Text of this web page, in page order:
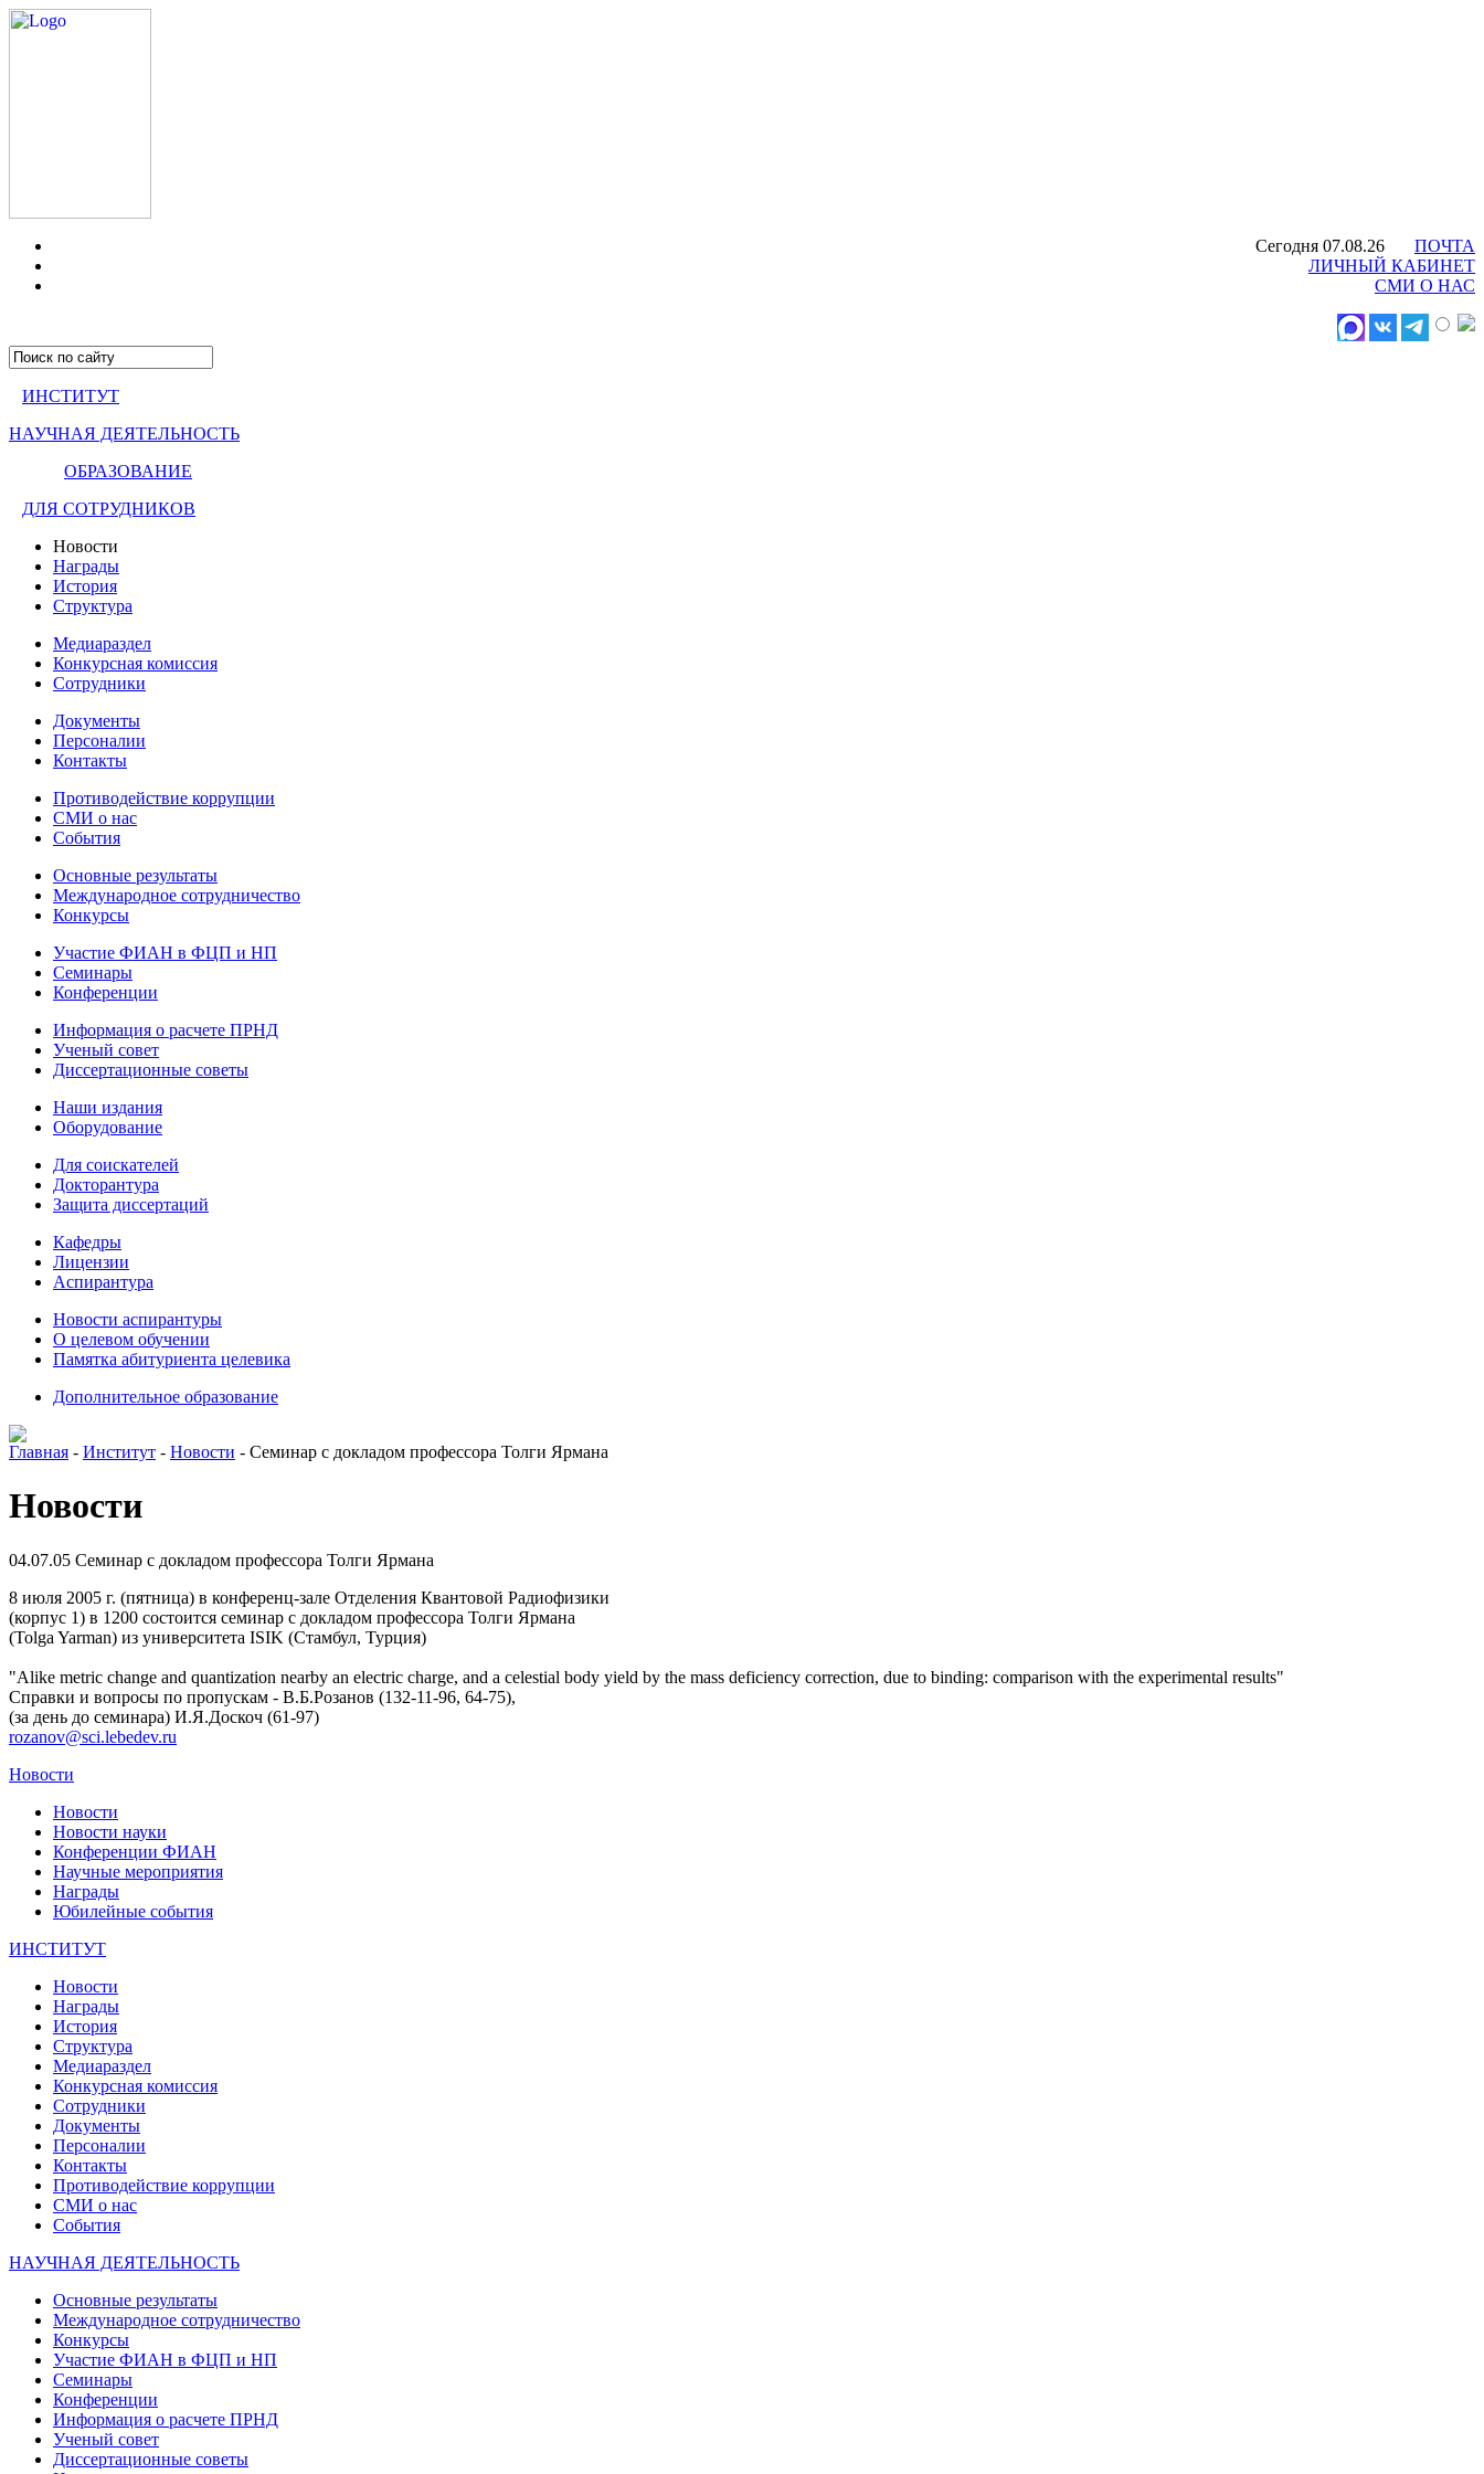
Сегодня 07.08.26
ПОЧТА
ЛИЧНЫЙ КАБИНЕТ
СМИ О НАС
ИНСТИТУТ
НАУЧНАЯ ДЕЯТЕЛЬНОСТЬ
ОБРАЗОВАНИЕ
ДЛЯ СОТРУДНИКОВ
Новости
Награды
История
Структура
Медиараздел
Конкурсная комиссия
Сотрудники
Документы
Персоналии
Контакты
Противодействие коррупции
СМИ о нас
События
Основные результаты
Международное сотрудничество
Конкурсы
Участие ФИАН в ФЦП и НП
Семинары
Конференции
Информация о расчете ПРНД
Ученый совет
Диссертационные советы
Наши издания
Оборудование
Для соискателей
Докторантура
Защита диссертаций
Кафедры
Лицензии
Аспирантура
Новости аспирантуры
О целевом обучении
Памятка абитуриента целевика
Дополнительное образование
Главная - Институт - Новости - Семинар с докладом профессора Толги Ярмана
Новости
04.07.05 Семинар с докладом профессора Толги Ярмана
8 июля 2005 г. (пятница) в конференц-зале Отделения Квантовой Радиофизики
(корпус 1) в 1200 состоится семинар с докладом профессора Толги Ярмана
(Tolga Yarman) из университета ISIK (Стамбул, Турция)
"Alike metric change and quantization nearby an electric charge, and a celestial body yield by the mass deficiency correction, due to binding: comparison with the experimental results"
Справки и вопросы по пропускам - В.Б.Розанов (132-11-96, 64-75),
(за день до семинара) И.Я.Доскоч (61-97)
rozanov@sci.lebedev.ru
Новости
Новости
Новости науки
Конференции ФИАН
Научные мероприятия
Награды
Юбилейные события
ИНСТИТУТ
Новости
Награды
История
Структура
Медиараздел
Конкурсная комиссия
Сотрудники
Документы
Персоналии
Контакты
Противодействие коррупции
СМИ о нас
События
НАУЧНАЯ ДЕЯТЕЛЬНОСТЬ
Основные результаты
Международное сотрудничество
Конкурсы
Участие ФИАН в ФЦП и НП
Семинары
Конференции
Информация о расчете ПРНД
Ученый совет
Диссертационные советы